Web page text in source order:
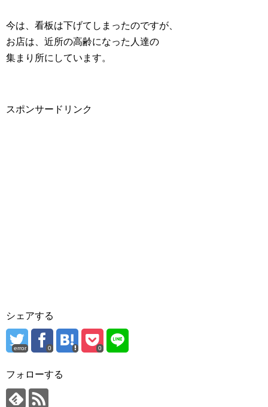
今は、看板は下げてしまったのですが、
お店は、近所の高齢になった人達の
集まり所にしています。
スポンサードリンク
シェアする
error 0 0
フォローする